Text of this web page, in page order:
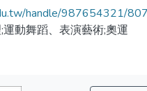
handle/987654321/
動舞蹈、表演藝術;奧運